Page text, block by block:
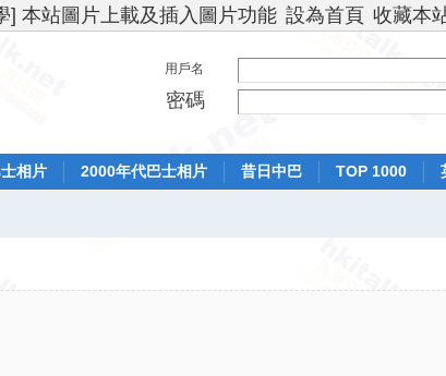
] 本站圖片上載及插入圖片功能 設為首頁 收藏本
用戶名
密碼
相片 2000年代巴士相片 昔日中巴 TOP 1000